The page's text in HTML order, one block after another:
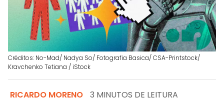
Créditos: No-Mad/ Nadya So/ Fotografia Basica/ CSA-Printstock/
Kravchenko Tetiana / iStock
RICARDO MORENO 3 MINUTOS DE LEITURA